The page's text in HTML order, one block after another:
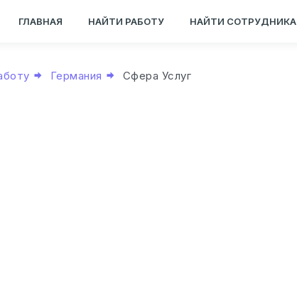
ГЛАВНАЯ НАЙТИ РАБОТУ НАЙТИ СОТРУДНИКА
Германия Сфера Услуг